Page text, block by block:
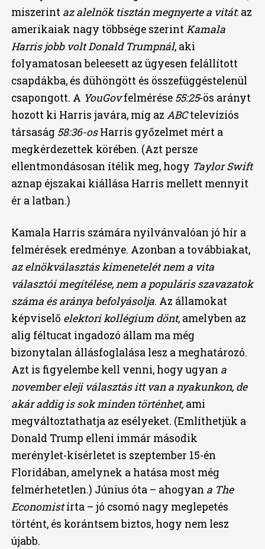
miszerint az alelnök tisztán megnyerte a vitát: az
amerikaiak nagy többsége szerintKamala
Harris jobb volt Donald Trumpnál, aki
folyamatosan beleesett az ügyesen felállított
csapdákba, és dühöngött és összefüggéstelenül
csapongott. A YouGovfelmérése 55:25-ös arányt
hozott ki Harris javára, míg az ABCtelevíziós
társaság 58:36-osHarris győzelmet mért a
megkérdezettek körében. (Azt persze
ellentmondásosan ítélik meg, hogy Taylor Swift
aznap éjszakai kiállása Harris mellett mennyit
ér a latban.)
Kamala Harris számára nyilvánvalóan jó hír a
felmérések eredménye. Azonban a továbbiakat,
az elnökválasztás kimenetelét nem a vita
választói megítélése, nem a populáris szavazatok
száma és aránya befolyásolja. Az államokat
képviselő elektori kollégium dönt, amelyben az
alig féltucat ingadozó állam ma még
bizonytalan állásfoglalása lesz a meghatározó.
Azt is figyelembe kell venni, hogy ugyan a
november eleji választás itt van a nyakunkon, de
akár addig is sok minden történhet, ami
megváltoztathatja az esélyeket.(Említhetjük a
Donald Trump elleni immár második
merénylet-kísérletet is szeptember 15-én
Floridában, amelynek a hatása most még
felmérhetetlen.) Június óta – ahogyan a The
Economistírta – jó csomó nagy meglepetés
történt, és korántsem biztos, hogy nem lesz
újabb.